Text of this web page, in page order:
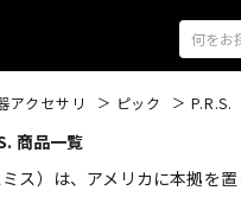
ー アコ
アクセサリ ピック P.R.S.
商品一覧
ス）は、アメリカに本拠を